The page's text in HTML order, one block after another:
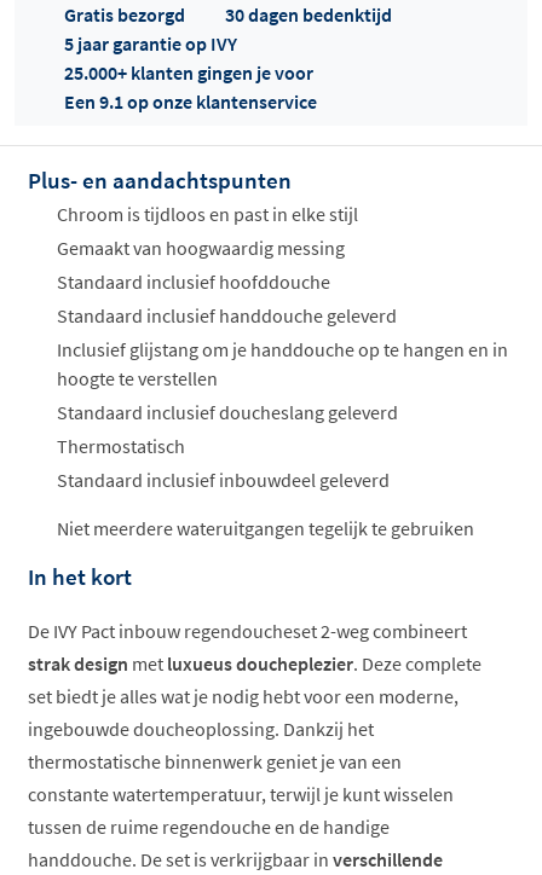
Offertes
Gratis bezorgd
30 dagen bedenktijd
5 jaar garantie op IVY
25.000+ klanten gingen je voor
Een 9.1 op onze klantenservice
Plus- en aandachtspunten
Chroom is tijdloos en past in elke stijl
Gemaakt van hoogwaardig messing
Standaard inclusief hoofddouche
Standaard inclusief handdouche geleverd
Inclusief glijstang om je handdouche op te hangen en in
hoogte te verstellen
Standaard inclusief doucheslang geleverd
Thermostatisch
Standaard inclusief inbouwdeel geleverd
Niet meerdere wateruitgangen tegelijk te gebruiken
In het kort
De IVY Pact inbouw regendoucheset 2-weg combineert
strak design met luxueus doucheplezier. Deze complete
set biedt je alles wat je nodig hebt voor een moderne,
ingebouwde doucheoplossing. Dankzij het
thermostatische binnenwerk geniet je van een
constante watertemperatuur, terwijl je kunt wisselen
tussen de ruime regendouche en de handige
handdouche. De set is verkrijgbaar in verschillende